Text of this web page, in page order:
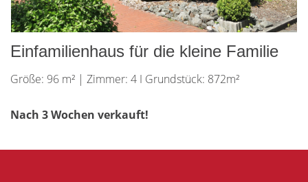
Einfamilienhaus für die kleine Familie
Größe: 96 m² | Zimmer: 4 I Grundstück: 872m²
Nach 3 Wochen verkauft!